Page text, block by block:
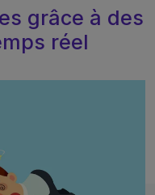
grâce à des
réel